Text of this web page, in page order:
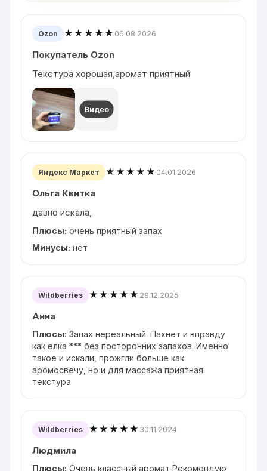
Ozon ★★★★★ 06.08.2026
Покупатель Ozon
Текстура хорошая,аромат приятный
Видео
Яндекс Маркет ★★★★★ 04.01.2026
Ольга Квитка
давно искала,
Плюсы: очень приятный запах
Минусы: нет
Wildberries ★★★★★ 29.12.2025
Анна
Плюсы: Запах нереальный. Пахнет и вправду
как елка *** без посторонних запахов. Именно
такое и искали, прожгли больше как
аромосвечу, но и для массажа приятная
текстура
Wildberries ★★★★★ 30.11.2024
Людмила
Плюсы: Очень классный аромат Рекомендую